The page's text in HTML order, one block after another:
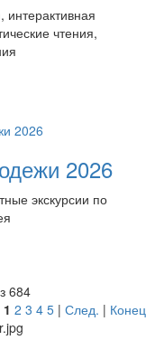
интерактивная
чтения,
2026
экскурсии по
684
1 2 3 4 5 | След. | Конец